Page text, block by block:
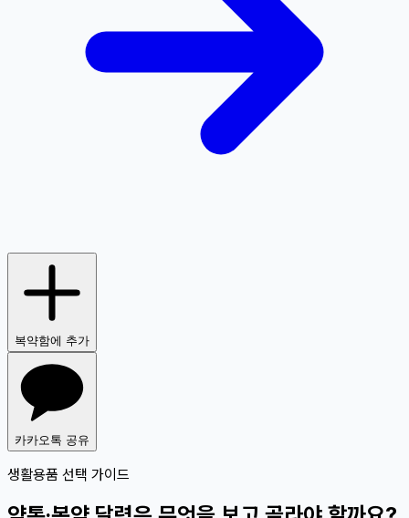
복약함에 추가
카카오톡 공유
생활용품 선택 가이드